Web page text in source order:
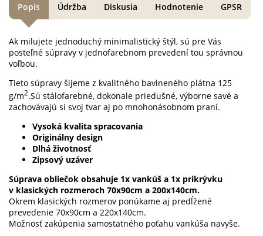
Ak milujete jednoduchý minimalistický štýl, sú pre Vás
posteľné súpravy v jednofarebnom prevedení tou správnou
voľbou.
Tieto súpravy šijeme z kvalitného bavlneného plátna 125
g/m2.Sú stálofarebné, dokonale priedušné, výborne savé a
zachovávajú si svoj tvar aj po mnohonásobnom praní.
Vysoká kvalita spracovania
Originálny design
Dlhá životnosť
Zipsový uzáver
Súprava obliečok obsahuje 1x vankúš a 1x prikrývku
v klasických rozmeroch 70x90cm a 200x140cm.
Okrem klasických rozmerov ponúkame aj predĺžené
prevedenie 70x90cm a 220x140cm.
Možnosť zakúpenia samostatného poťahu vankúša navyše.
Popis Údržba Diskusia Hodnotenie GPSR